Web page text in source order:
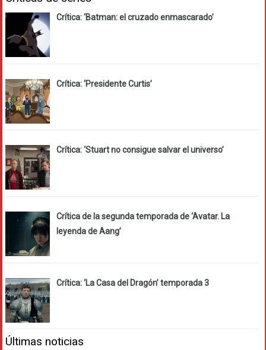
Crítica: ‘Batman: el cruzado enmascarado’
Crítica: ‘Presidente Curtis’
Crítica: ‘Stuart no consigue salvar el universo’
Crítica de la segunda temporada de ‘Avatar. La
leyenda de Aang’
Crítica: ‘La Casa del Dragón’ temporada 3
Últimas noticias